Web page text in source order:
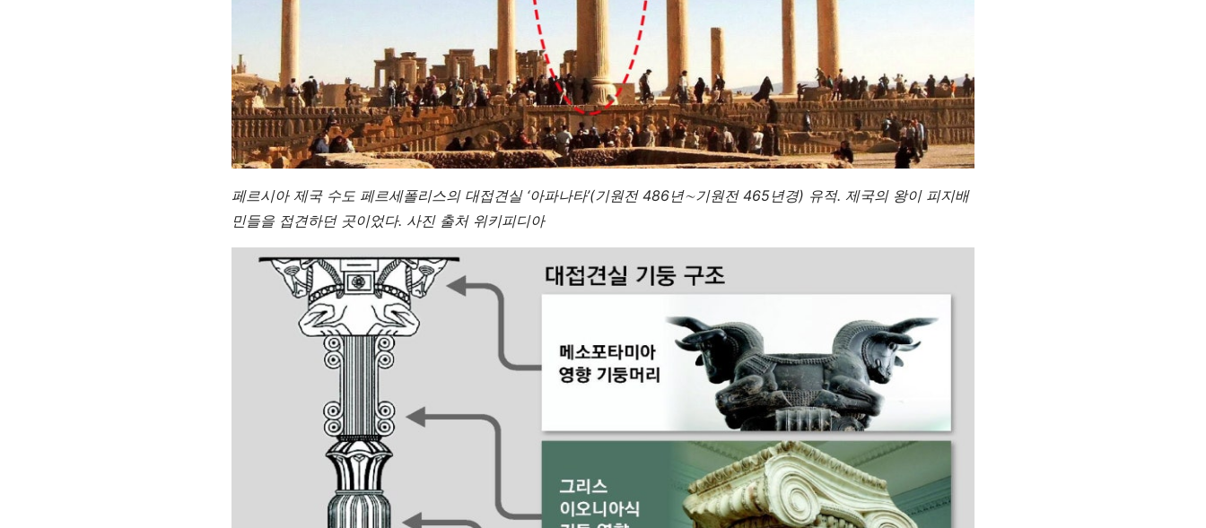
페르시아 제국 수도 페르세폴리스의 대접견실 ‘아파나타’(기원전 486년∼기원전 465년경) 유적. 제국의 왕이 피지배
민들을 접견하던 곳이었다. 사진 출처 위키피디아